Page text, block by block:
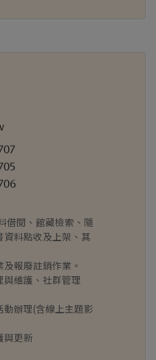
借閱、館藏檢索、隨
料點收及上架、其
報廢註銷作業。
維護、社群管理
辦理(含線上主題影
與更新